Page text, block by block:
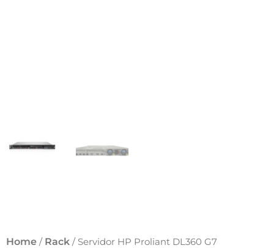
Home / Rack / Servidor HP Proliant DL360 G7